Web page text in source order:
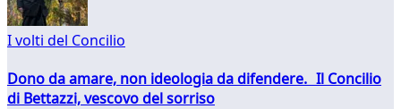
I volti del Concilio
Dono da amare, non ideologia da difendere. Il Concilio
di Bettazzi, vescovo del sorriso